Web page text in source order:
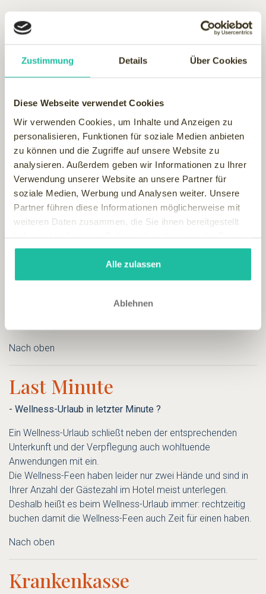
Zustimmung Details Über Cookies
Diese Webseite verwendet Cookies
Wir verwenden Cookies, um Inhalte und Anzeigen zu
personalisieren, Funktionen für soziale Medien anbieten
zu können und die Zugriffe auf unsere Website zu
analysieren. Außerdem geben wir Informationen zu Ihrer
Verwendung unserer Website an unsere Partner für
soziale Medien, Werbung und Analysen weiter. Unsere
Partner führen diese Informationen möglicherweise mit
weiteren Daten zusammen, die Sie ihnen bereitgestellt
gesammelt haben.
Alle zulassen
Ablehnen
Beauty-Programme
- für den Herrn ?
Es gibt nicht nur Produkte "for men" sondern auch
komplette Behandlungsprogramme, die speziell für "Ihn"
konzipiert wurden. Außerdem lassen sich fast alle Beauty-
Programme entsprechend für den Herrn anpassen.
Nach oben
Hund
mitgebracht werden, gegen entsprechende Gebühr, die am
Ort zu zahlen ist. Hunde dürfen jedoch in den meisten Fällen
Schwimmbad etc. Große Hunde müssen im Hotel angefragt
Nach oben
Last Minute
- Wellness-Urlaub in letzter Minute ?
Ein Wellness-Urlaub schließt neben der entsprechenden
Unterkunft und der Verpflegung auch wohltuende
Anwendungen mit ein.
Die Wellness-Feen haben leider nur zwei Hände und sind in
Ihrer Anzahl der Gästezahl im Hotel meist unterlegen.
Deshalb heißt es beim Wellness-Urlaub immer: rechtzeitig
buchen damit die Wellness-Feen auch Zeit für einen haben.
Nach oben
Krankenkasse